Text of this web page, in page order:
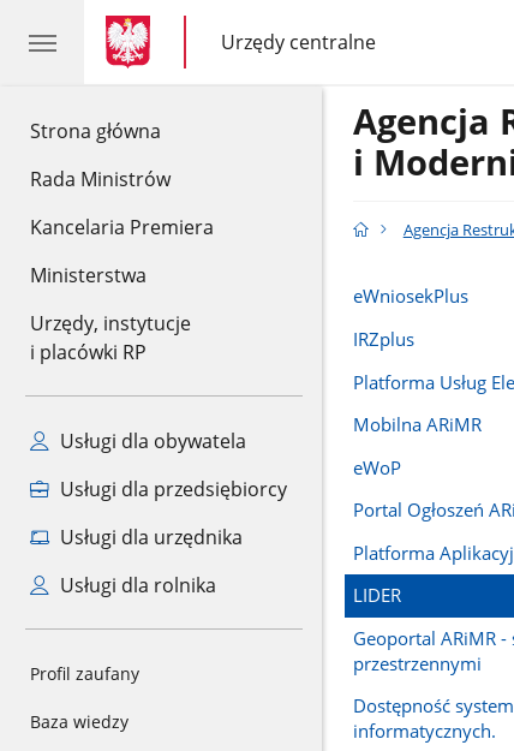
Strona główna
Rada Ministrów
Kancelaria Premiera
Ministerstwa
Urzędy, instytucje
i placówki RP
Usługi dla obywatela
Usługi dla przedsiębiorcy
Usługi dla urzędnika
Usługi dla rolnika
Profil zaufany
Baza wiedzy
gov.pl
gov.pl
Urzędy centralne
gov.pl
Urzędy
centralne
Agencja
i
Agencja
eWniosekPlus
IRZplus
Platforma Usług
Mobilna ARiMR
eWoP
Portal Ogłoszeń
Platforma
LIDER
Geoportal ARiMR
przestrzennymi
Dostępność
informatycznych.